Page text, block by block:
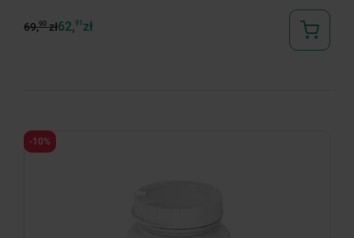
69,90zł62,91 zł
-10%